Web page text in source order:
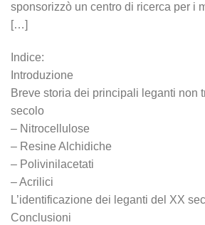
sponsorizzò un centro di ricerca per i
[…]
Indice:
Introduzione
Breve storia dei principali leganti non
secolo
– Nitrocellulose
– Resine Alchidiche
– Polivinilacetati
– Acrilici
L’identificazione dei leganti del XX
Conclusioni